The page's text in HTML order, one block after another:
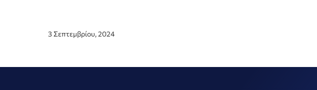
3 Σεπτεμβρίου, 2024